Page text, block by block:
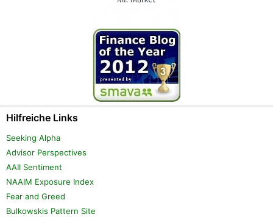
Hilfreiche Links
Seeking Alpha
Advisor Perspectives
AAII Sentiment
NAAIM Exposure Index
Fear and Greed
Bulkowskis Pattern Site